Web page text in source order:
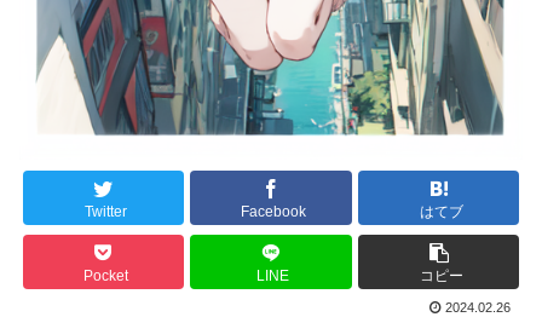
Twitter Facebook はてブ
Pocket LINE コピー
2024.02.26